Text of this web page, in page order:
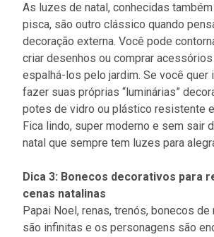
As luzes de natal, conhecidas
pisca, são outro clássico quando
decoração externa. Você pode
criar desenhos ou comprar
espalhá-los pelo jardim. Se você quer
fazer suas próprias “luminárias”
potes de vidro ou plástico resistente
Fica lindo, super moderno e sem sair
natal que sempre tem luzes para
Dica 3: Bonecos decorativos para
cenas natalinas
Papai Noel, renas, trenós, bonecos
são infinitas e os personagens são